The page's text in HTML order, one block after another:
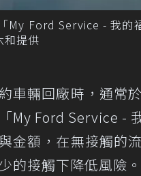
My Ford Service - 我的
和提供
車輛回廠時，通常
My Ford Service -
金額，在無接觸的
的接觸下降低風險。